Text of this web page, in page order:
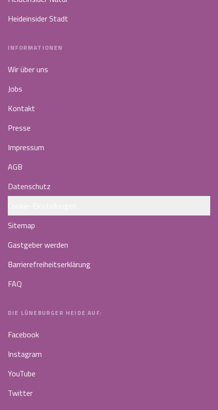
Heideinsider Stadt
INFORMATIONEN
Wir über uns
Jobs
Kontakt
Presse
Impressum
AGB
Datenschutz
Sitemap
Gastgeber werden
Barrierefreiheitserklärung
FAQ
DIE LÜNEBURGER HEIDE AUF:
Facebook
Instagram
YouTube
Twitter